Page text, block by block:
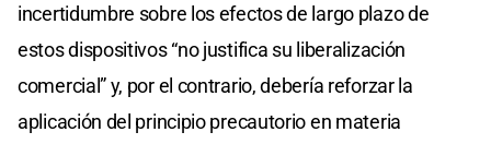
incertidumbre sobre los efectos de largo plazo de
estos dispositivos “no justifica su liberalización
comercial” y, por el contrario, debería reforzar la
aplicación del principio precautorio en materia